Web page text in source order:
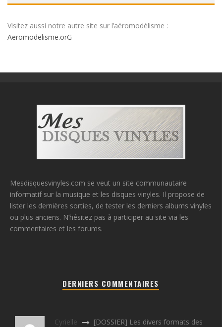
Visitez aussi notre autre site sur l’aéromodélisme :
Aeromodelisme.orG
Mesdisquesvinyles.com se veut un site communautaire
informatif sur la musique et les disques vinyles. Il propose de
lister les dernières sorties, de tester les derniers albums vinyles
ou plus anciens. N’hésitez pas à participer au site via les
commentaires et les forums.
DERNIERS COMMENTAIRES
Cyrielle
[DOSSIER] Les divers formats des